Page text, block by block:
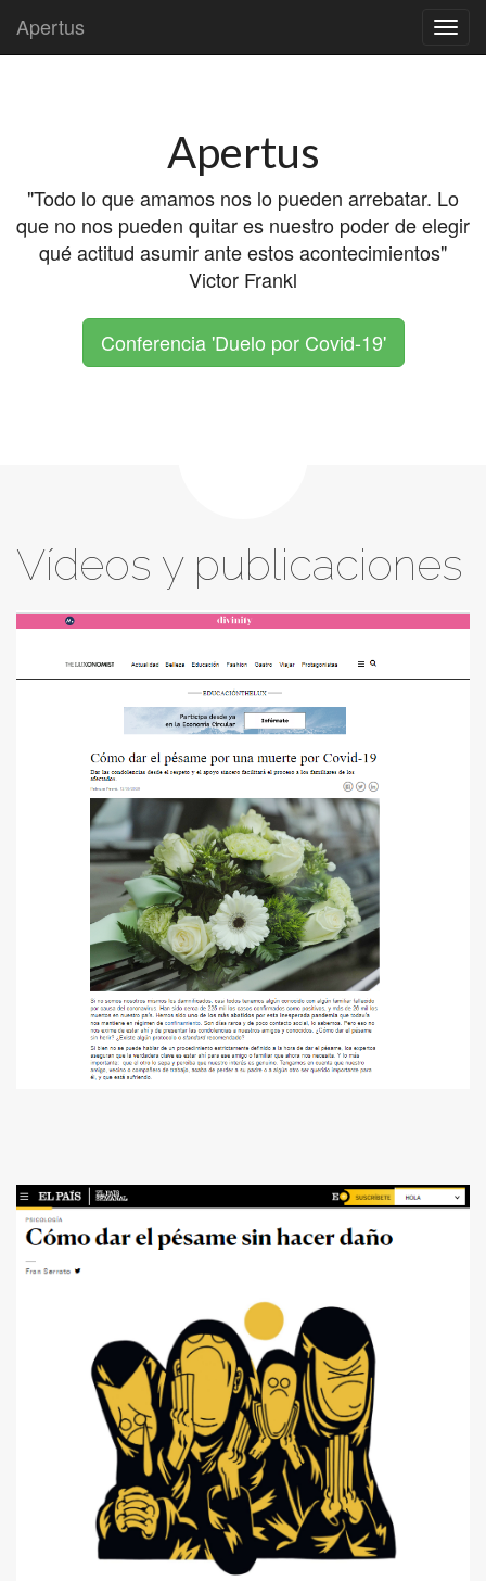
Apertus
Apertus
"Todo lo que amamos nos lo pueden arrebatar. Lo
que no nos pueden quitar es nuestro poder de elegir
qué actitud asumir ante estos acontecimientos"
Victor Frankl
Conferencia 'Duelo por Covid-19'
Vídeos y publicaciones